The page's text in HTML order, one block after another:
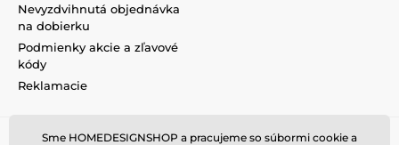
Nevyzdvihnutá objednávka
na dobierku
Podmienky akcie a zľavové
kódy
Reklamacie
Sme HOMEDESIGNSHOP a pracujeme so súbormi cookie a